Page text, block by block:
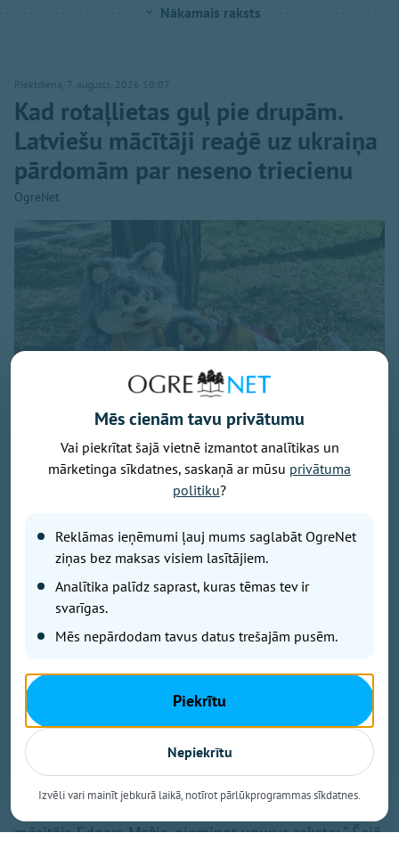
Nākamais raksts
Piektdiena, 7. augusts, 2026 10:07
Kad rotaļlietas guļ pie drupām.
Latviešu mācītāji reaģē uz ukraiņa
pārdomām par neseno triecienu
OgreNet
Raksts balstīts uz kāda Ukrainas kristieša liecību, kas
publicēta pēc Krievijas gaisa bumbas trieciena
pilsētas centrā. Pirms dažām nedēļām Krievijas
vadāmā gaisa bumba (KAB) iznīcināja dzīvojamo
māju kādas Ukrainas pilsētas centrā. Gaišā dienas
laikā. Trieciena rezultātā gāja bojā bērni. Viņu
rotaļlietas joprojām guļ zem koka pie drupām kā
klusa, bet neizturama liecība par to, kas šeit notika.
Šo skatu aprakstījis Jurijs Jurčuks (Yuriy Yurchyk),
kura liecība kļuvusi par plašāku pārdomu iemeslu -
par Dievu, ciešanām un atbildību.
Pie traģiskā notikuma ieraksta Facebook,
mācītājs Edgars Mažis, pieminot upurus raksta: " Šajā
Mēs cienām tavu privātumu
Vai piekrītat šajā vietnē izmantot analītikas un
mārketinga sīkdatnes, saskaņā ar mūsu privātuma
politiku?
Reklāmas ieņēmumi ļauj mums saglabāt OgreNet
ziņas bez maksas visiem lasītājiem.
Analītika palīdz saprast, kuras tēmas tev ir
svarīgas.
Mēs nepārdodam tavus datus trešajām pusēm.
Piekrītu
Nepiekrītu
Izvēli vari mainīt jebkurā laikā, notīrot pārlūkprogrammas sīkdatnes.